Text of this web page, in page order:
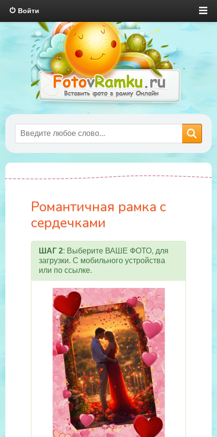
Войти
Романтичная рамка с
сердечками
ШАГ 2: Выберите ВАШЕ ФОТО, для
загрузки. С мобильного устройства
или по ссылке.